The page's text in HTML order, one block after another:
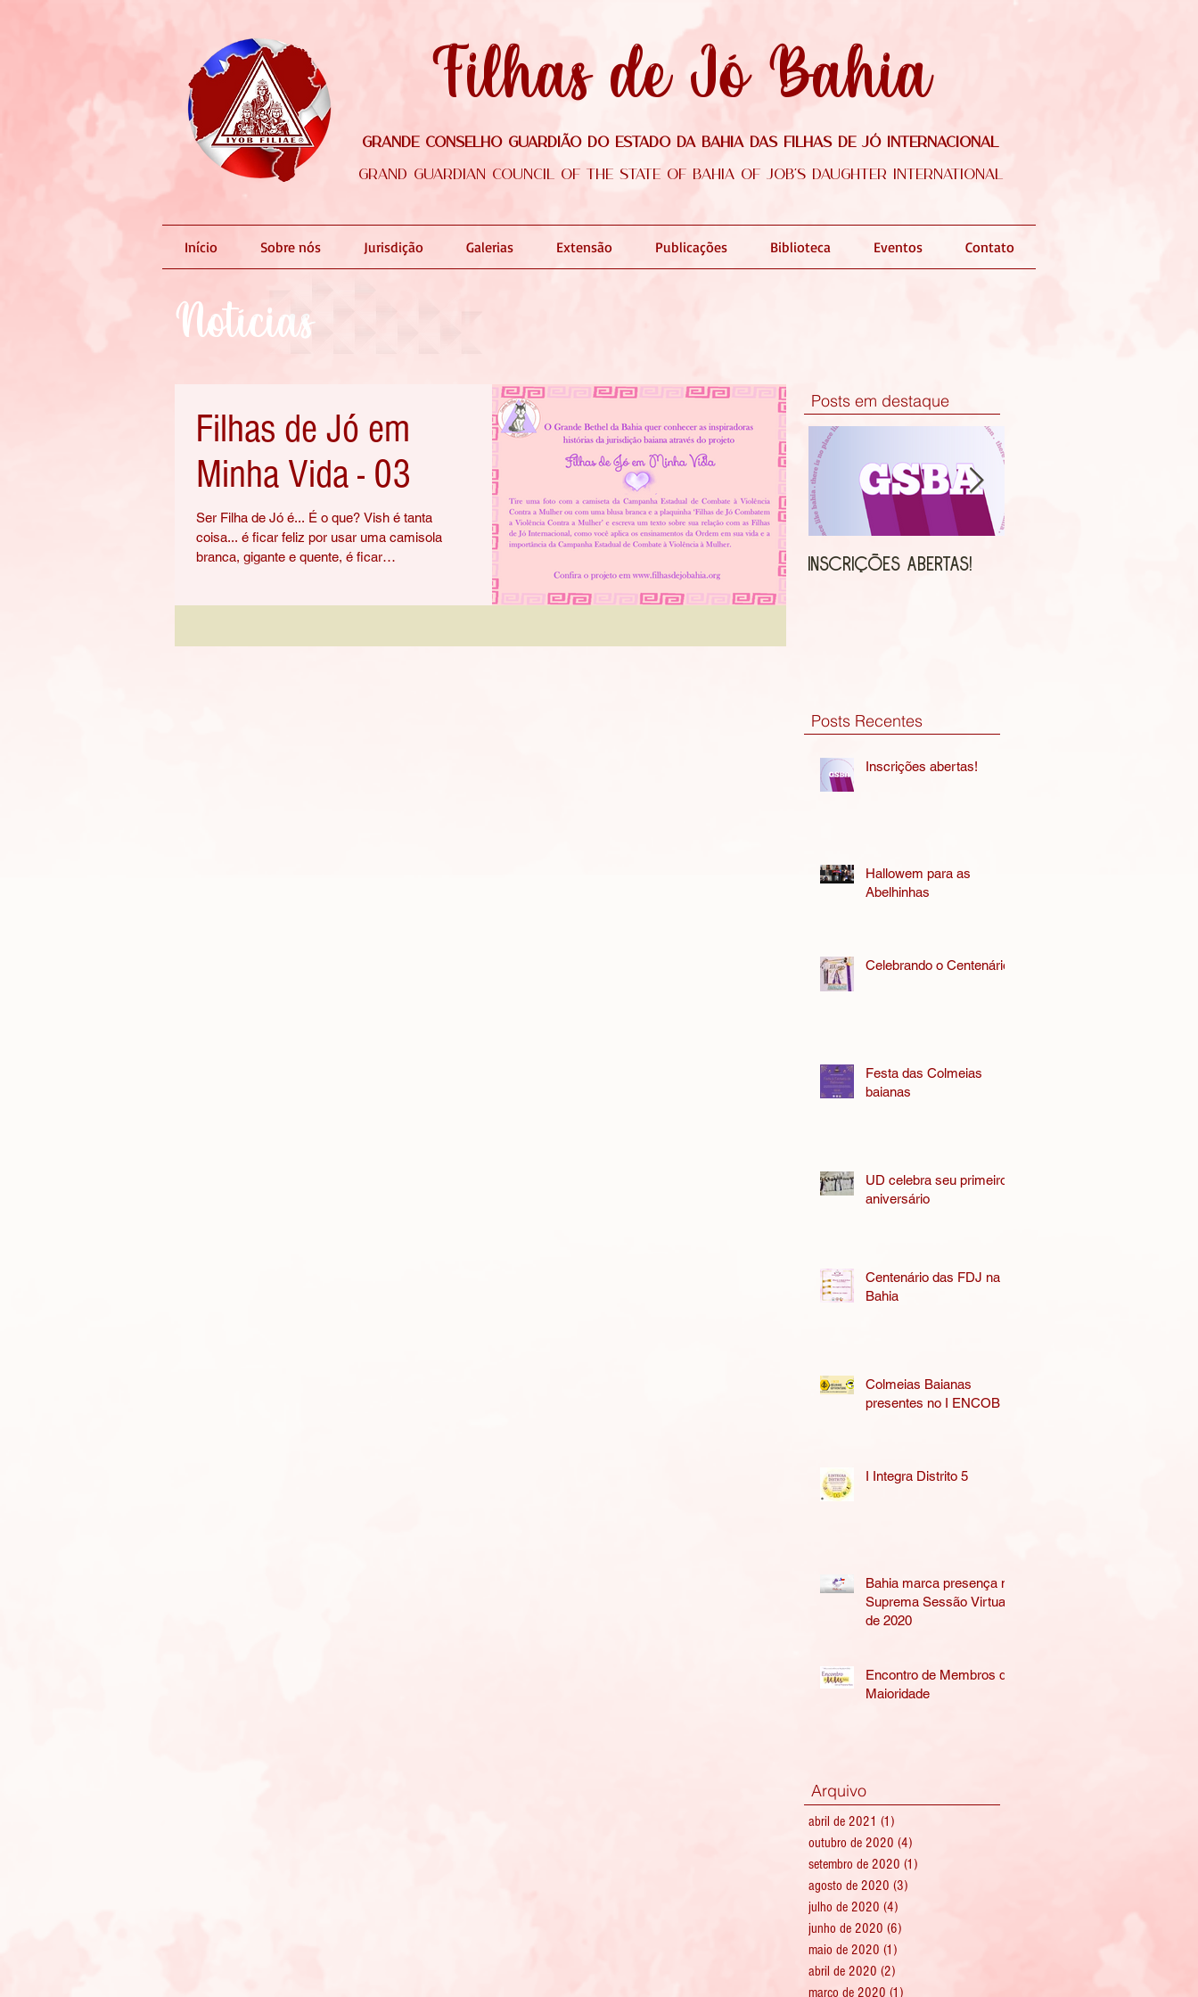
Filhas de Jó Bahia
Grande Conselho Guardião do Estado da Bahia das Filhas de Jó Internacional
Grand Guardian Council of the state of Bahia of Job's Daughter International
Início Sobre nós Jurisdição Galerias Extensão Publicações Biblioteca Eventos Contato
Notícias
Filhas de Jó em
Minha Vida - 03
Ser Filha de Jó é... É o que? Vish é tanta
coisa... é ficar feliz por usar uma camisola
branca, gigante e quente, é ficar
Posts em destaque
Inscrições abertas!
Posts Recentes
Inscrições abertas!
Hallowem para as
Abelhinhas
Celebrando o Centenário
Festa das Colmeias
baianas
UD celebra seu primeiro
aniversário
Centenário das FDJ na
Bahia
Colmeias Baianas
presentes no I ENCOB
I Integra Distrito 5
Bahia marca presença na
Suprema Sessão Virtual
de 2020
Encontro de Membros de
Maioridade
Arquivo
abril de 2021 (1)
outubro de 2020 (4)
setembro de 2020 (1)
agosto de 2020 (3)
julho de 2020 (4)
junho de 2020 (6)
maio de 2020 (1)
abril de 2020 (2)
março de 2020 (1)